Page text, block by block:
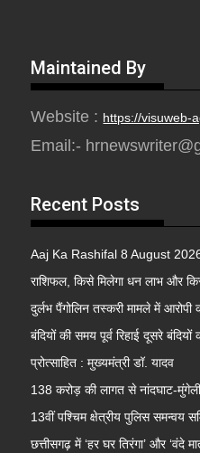
Maintained By
Website : https://visuweb-
Email:-
Recent Posts
Aaj Ka Rashifal 8 August
राशिफल, किसे मिलेगा धन लाभ और
दुर्लभ पैंगोलिन तस्करी मामले में आरोपी
बंदियों की समय पूर्व रिहाई दूसरे
प्रोत्साहित : मुख्यमंत्री डॉ. यादव
138 करोड़ की लागत से नांदघाट-
13वीं पश्चिम क्षेत्रीय पुलिस समन्वय
छत्तीसगढ़ में ‘हर घर तिरंगा’ और ‘वंदे